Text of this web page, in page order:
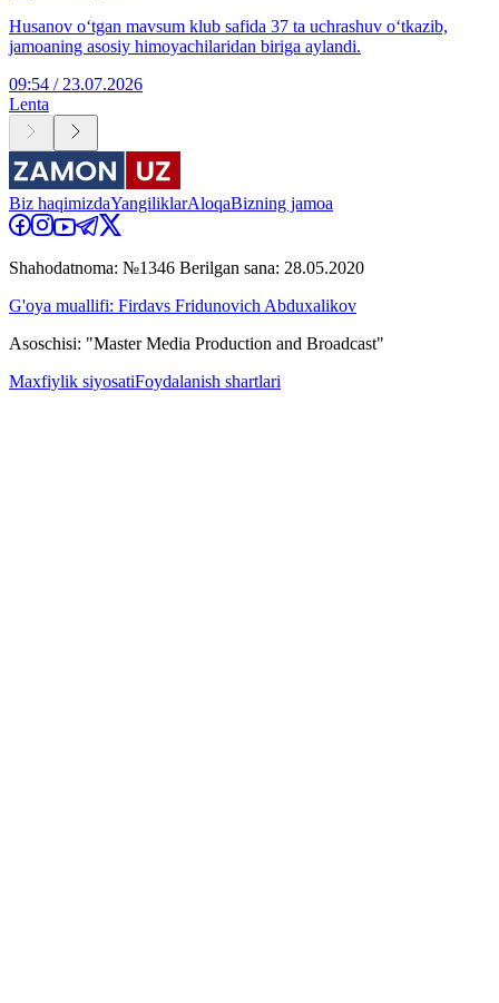
Husanov o‘tgan mavsum klub safida 37 ta uchrashuv o‘tkazib,
jamoaning asosiy himoyachilaridan biriga aylandi.
09:54 / 23.07.2026
Lenta
Biz haqimizdaYangiliklarAloqaBizning jamoa
Shahodatnoma: №1346 Berilgan sana: 28.05.2020
G'oya muallifi: Firdavs Fridunovich Abduxalikov
Asoschisi: "Master Media Production and Broadcast"
Maxfiylik siyosatiFoydalanish shartlari